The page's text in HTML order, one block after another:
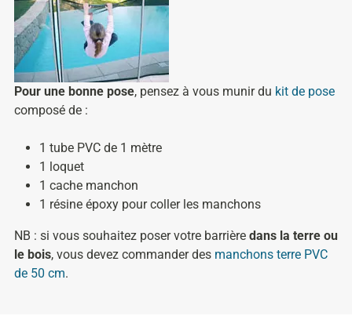
Pour une bonne pose, pensez à vous munir du kit de pose
composé de :
1 tube PVC de 1 mètre
1 loquet
1 cache manchon
1 résine époxy pour coller les manchons
NB : si vous souhaitez poser votre barrière dans la terre ou
le bois, vous devez commander des manchons terre PVC
de 50 cm.